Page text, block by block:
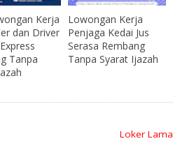
Kerja
dan Driver
Tanpa
Lowongan Kerja
Penjaga Kedai Jus
Serasa Rembang
Tanpa Syarat Ijazah
Loker Lama